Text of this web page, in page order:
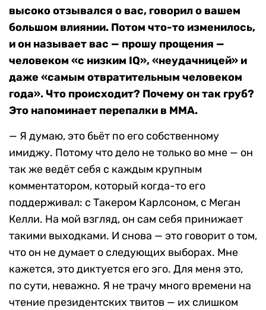
высоко отзывался о вас, говорил о вашем
большом влиянии. Потом что-то изменилось,
и он называет вас — прошу прощения —
человеком «с низким IQ», «неудачницей» и
даже «самым отвратительным человеком
года». Что происходит? Почему он так груб?
Это напоминает перепалки в MMA.
— Я думаю, это бьёт по его собственному
имиджу. Потому что дело не только во мне — он
так же ведёт себя с каждым крупным
комментатором, который когда-то его
поддерживал: с Такером Карлсоном, с Меган
Келли. На мой взгляд, он сам себя принижает
такими выходками. И снова — это говорит о том,
что он не думает о следующих выборах. Мне
кажется, это диктуется его эго. Для меня это,
по сути, неважно. Я не трачу много времени на
чтение президентских твитов — их слишком